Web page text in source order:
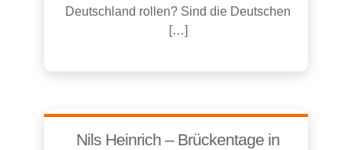
Deutschland rollen? Sind die Deutschen
[…]
Nils Heinrich – Brückentage in